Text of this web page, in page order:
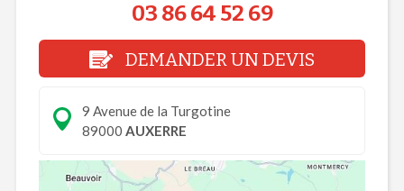
03 86 64 52 69
DEMANDER UN DEVIS
9 Avenue de la Turgotine
89000 AUXERRE